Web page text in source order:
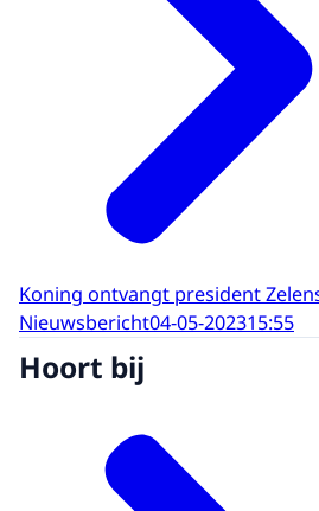
Koning ontvangt president
Nieuwsbericht04-05-202315:55
Hoort bij